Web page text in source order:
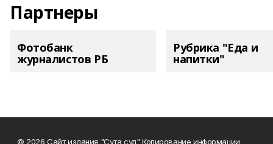
Партнеры
Фотобанк
журналистов РБ
Рубрика "Еда и
напитки"
© 2026 Сайт издания "Сута сул" Копирование информации